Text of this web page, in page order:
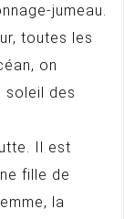
jumeau.
toutes les
on
soleil des
Il est
fille de
la